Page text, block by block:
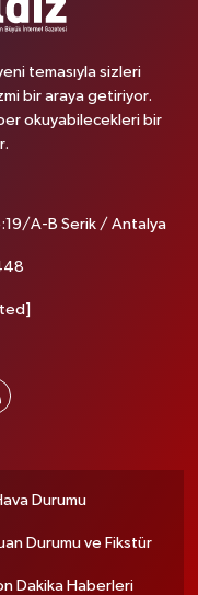
temasıyla sizleri
bir araya getiriyor.
okuyabilecekleri bir
A-B Serik / Antalya
Durumu
Durumu ve Fikstür
Dakika Haberleri